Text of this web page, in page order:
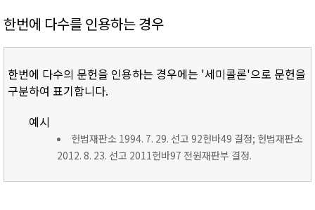
한번에 다수를 인용하는 경우
한번에 다수의 문헌을 인용하는 경우에는 '세미콜론'으로 문헌을
구분하여 표기합니다.
예시
헌법재판소 1994. 7. 29. 선고 92헌바49 결정; 헌법재판소
2012. 8. 23. 선고 2011헌바97 전원재판부 결정.